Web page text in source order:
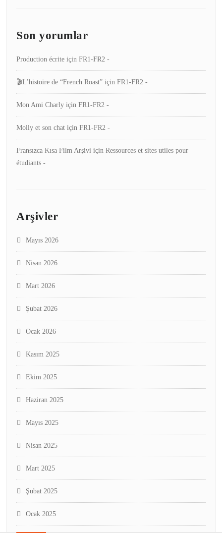
Son yorumlar
Production écrite için FR1-FR2 -
🎬L’histoire de “French Roast” için FR1-FR2 -
Mon Ami Charly için FR1-FR2 -
Molly et son chat için FR1-FR2 -
Fransızca Kısa Film Arşivi için Ressources et sites utiles pour
étudiants -
Arşivler
Mayıs 2026
Nisan 2026
Mart 2026
Şubat 2026
Ocak 2026
Kasım 2025
Ekim 2025
Haziran 2025
Mayıs 2025
Nisan 2025
Mart 2025
Şubat 2025
Ocak 2025